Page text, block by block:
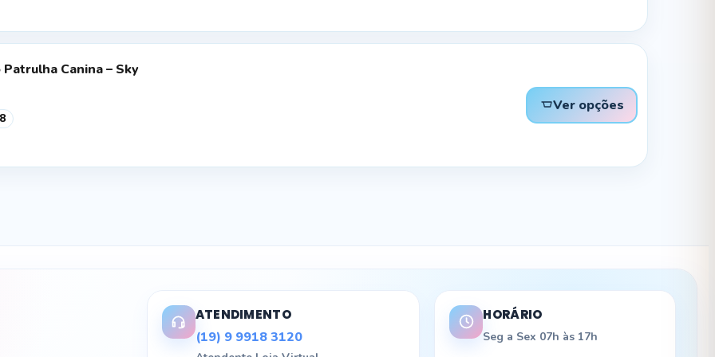
Canina – Sky
8
Ver opções
ATENDIMENTO
(19) 9 9918 3120
HORÁRIO
Seg a Sex 07h às 17h